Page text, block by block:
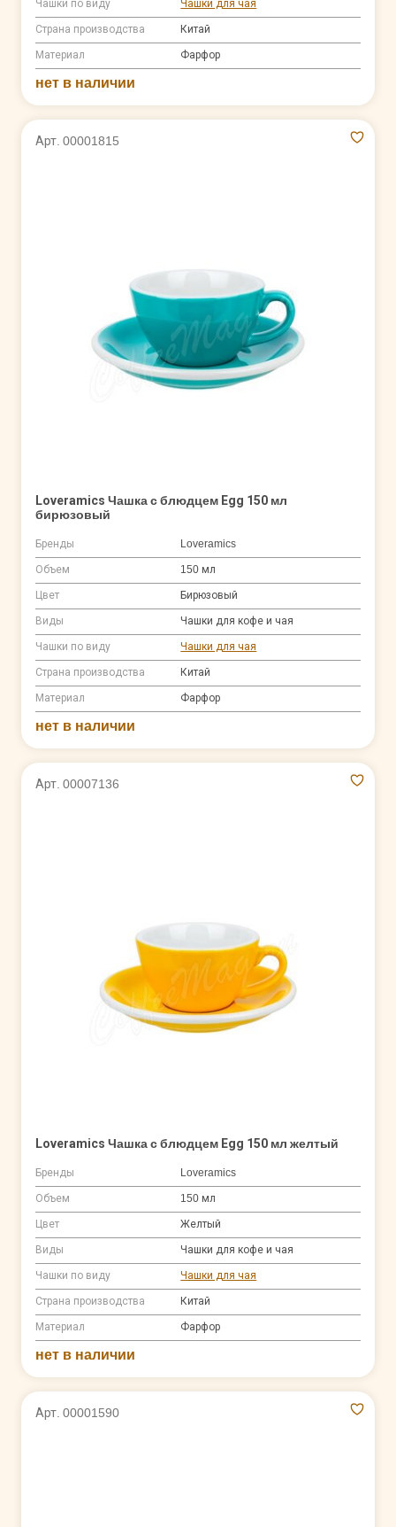
Чашки по виду Чашки для чая
Страна производства Китай
Материал Фарфор
нет в наличии
Арт. 00001815
Loveramics Чашка с блюдцем Egg 150 мл
бирюзовый
Бренды Loveramics
Объем 150 мл
Цвет Бирюзовый
Виды Чашки для кофе и чая
Чашки по виду Чашки для чая
Страна производства Китай
Материал Фарфор
нет в наличии
Арт. 00007136
Loveramics Чашка с блюдцем Egg 150 мл желтый
Бренды Loveramics
Объем 150 мл
Цвет Желтый
Виды Чашки для кофе и чая
Чашки по виду Чашки для чая
Страна производства Китай
Материал Фарфор
нет в наличии
Арт. 00001590